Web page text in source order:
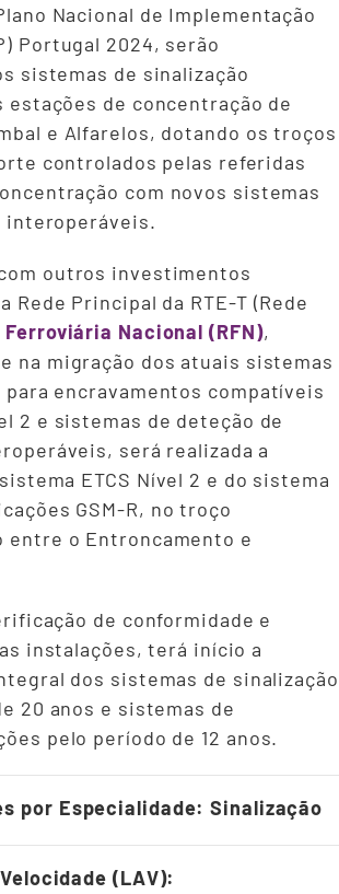
Nacional de Implementação
Portugal 2024, serão
sistemas de sinalização
estações de concentração de
e Alfarelos, dotando os troços
controlados pelas referidas
com novos sistemas
interoperáveis.
outros investimentos
Rede Principal da RTE-T (Rede
Ferroviária Nacional (RFN),
na migração dos atuais sistemas
para encravamentos compatíveis
2 e sistemas de deteção de
será realizada a
ETCS Nível 2 e do sistema
GSM-R, no troço
entre o Entroncamento e
de conformidade e
instalações, terá início a
dos sistemas de sinalização
20 anos e sistemas de
pelo período de 12 anos.
por Especialidade: Sinalização
(LAV):